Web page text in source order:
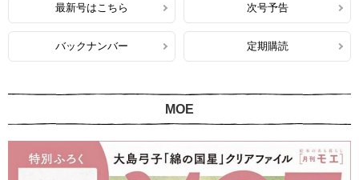
最新号はこちら 次号予告
バックナンバー 定期購読
MOE